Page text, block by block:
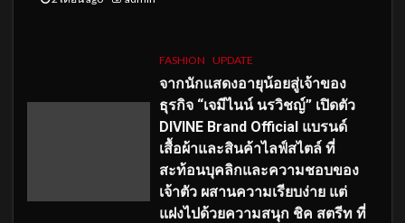
FASHION UPDATE
จากนักแสดงอายุน้อยสู่เจ้าของ
ธุรกิจ “เจมีไนน์ นรวิชญ์” เปิดตัว
DIVINE Brand Official แบรนด์
เสื้อผ้าและสินค้าไลฟ์สไตล์ ที่
สะท้อนบุคลิกและความชอบของ
เจ้าตัว ผสานความเรียบง่าย แต่
แฝงไปด้วยความสนุก ชิค สตรีท ที่